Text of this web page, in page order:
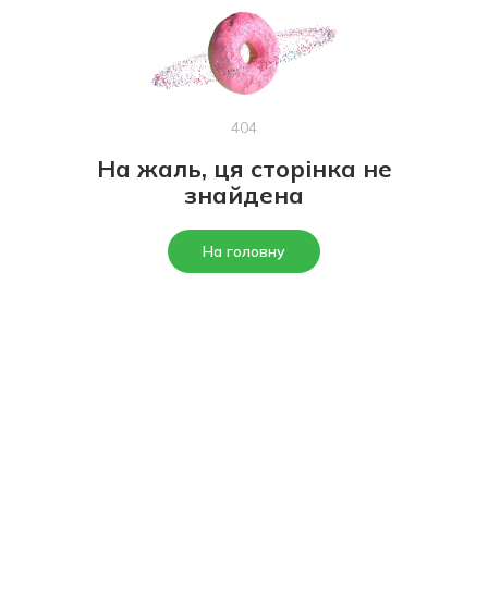
404
На жаль, ця сторінка не
знайдена
На головну